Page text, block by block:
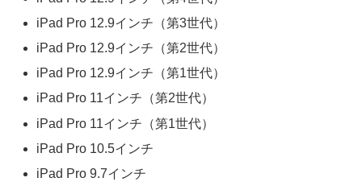
iPad Pro 12.9インチ（第3世代）
iPad Pro 12.9インチ（第2世代）
iPad Pro 12.9インチ（第1世代）
iPad Pro 11インチ（第2世代）
iPad Pro 11インチ（第1世代）
iPad Pro 10.5インチ
iPad Pro 9.7インチ